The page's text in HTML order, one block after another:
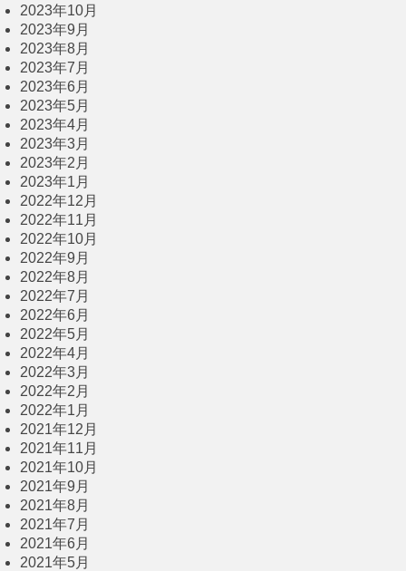
2023年10月
2023年9月
2023年8月
2023年7月
2023年6月
2023年5月
2023年4月
2023年3月
2023年2月
2023年1月
2022年12月
2022年11月
2022年10月
2022年9月
2022年8月
2022年7月
2022年6月
2022年5月
2022年4月
2022年3月
2022年2月
2022年1月
2021年12月
2021年11月
2021年10月
2021年9月
2021年8月
2021年7月
2021年6月
2021年5月